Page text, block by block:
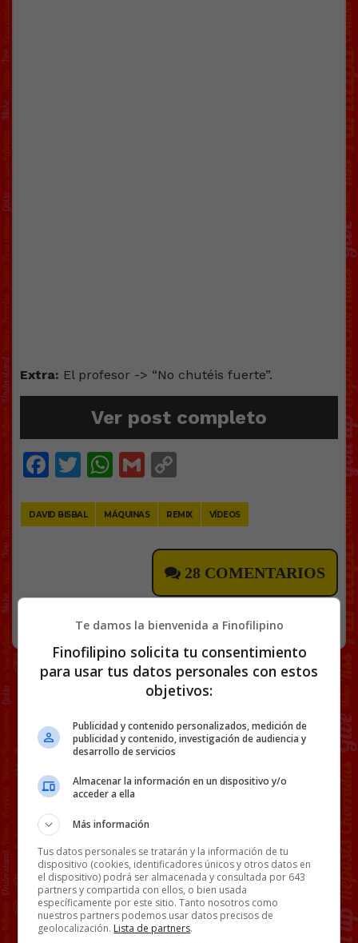
Extra: El profesor -> “No chutéis fuerte”.
Ver post completo
Facebook
Twitter
WhatsApp
Gmail
DAVID BISBAL MÁQUINAS REMIX VÍDEOS
28 COMENTARIOS
Te damos la bienvenida a Finofilipino
Finofilipino solicita tu consentimiento
para usar tus datos personales con estos
objetivos:
Publicidad y contenido personalizados, medición de
publicidad y contenido, investigación de audiencia y
desarrollo de servicios
Almacenar la información en un dispositivo y/o
acceder a ella
Más información
Tus datos personales se tratarán y la información de tu
dispositivo (cookies, identificadores únicos y otros datos en
el dispositivo) podrá ser almacenada y consultada por 643
partners y compartida con ellos, o bien usada
específicamente por este sitio. Tanto nosotros como
nuestros partners podemos usar datos precisos de
geolocalización. Lista de partners.